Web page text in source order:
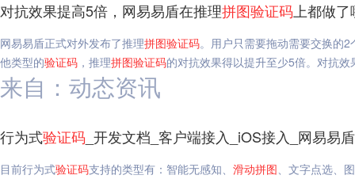
对抗效果提高5倍，网易易盾在推理拼图验证码 上都做
网易易盾正式对外发布了推理拼图验证码。用户只需要拖动需要交换的
他类型的验证码 ，推理拼图验证码的对抗效果得以提升至少5倍。对抗
来自：动态资讯
行为式验证码 _开发文档_客户端接入_iOS接入_网易易盾
目前行为式验证码支持的类型有：智能无感知、 滑动拼图、文字点选、